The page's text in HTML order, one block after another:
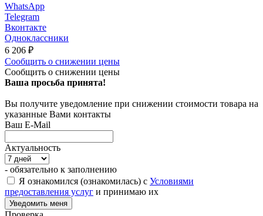
WhatsApp
Telegram
Вконтакте
Одноклассники
6 206 ₽
Сообщить о снижении цены
Сообщить о снижении цены
Ваша просьба принята!
Вы получите уведомление при снижении стоимости товара на
указанные Вами контакты
Ваш E-Mail
Актуальность
- обязательно к заполнению
Я ознакомился (ознакомилась) с Условиями
предоставления услуг и принимаю их